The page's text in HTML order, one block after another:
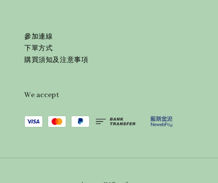
參加連線
下單方式
購買須知及注意事項
We accept